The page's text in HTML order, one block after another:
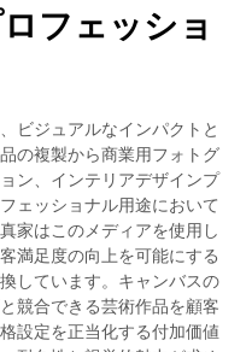
フェッショ
ビジュアルなインパクトと
の複製から商業用フォトグ
ン、インテリアデザインプ
ェッショナル用途において
家はこのメディアを使用し
満足度の向上を可能にする
しています。キャンバスの
競合できる芸術作品を顧客
設定を正当化する付加価値